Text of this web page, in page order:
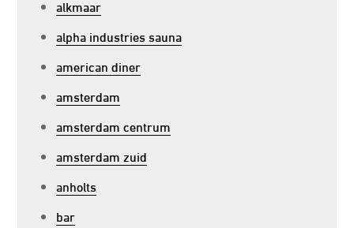
alkmaar
alpha industries sauna
american diner
amsterdam
amsterdam centrum
amsterdam zuid
anholts
bar